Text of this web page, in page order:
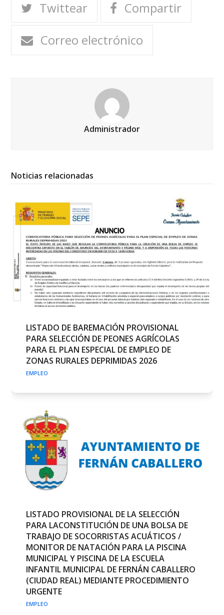
Twittear
Compartir
Correo electrónico
Administrador
Noticias relacionadas
LISTADO DE BAREMACIÓN PROVISIONAL
PARA SELECCIÓN DE PEONES AGRÍCOLAS
PARA EL PLAN ESPECIAL DE EMPLEO DE
ZONAS RURALES DEPRIMIDAS 2026
EMPLEO
LISTADO PROVISIONAL DE LA SELECCIÓN
PARA LACONSTITUCIÓN DE UNA BOLSA DE
TRABAJO DE SOCORRISTAS ACUÁTICOS /
MONITOR DE NATACIÓN PARA LA PISCINA
MUNICIPAL Y PISCINA DE LA ESCUELA
INFANTIL MUNICIPAL DE FERNÁN CABALLERO
(CIUDAD REAL) MEDIANTE PROCEDIMIENTO
URGENTE
EMPLEO